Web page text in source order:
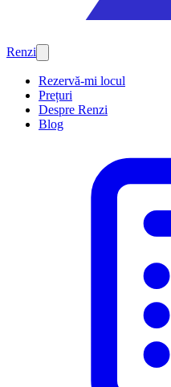
Renzi
Rezervă-mi locul
Prețuri
Despre Renzi
Blog